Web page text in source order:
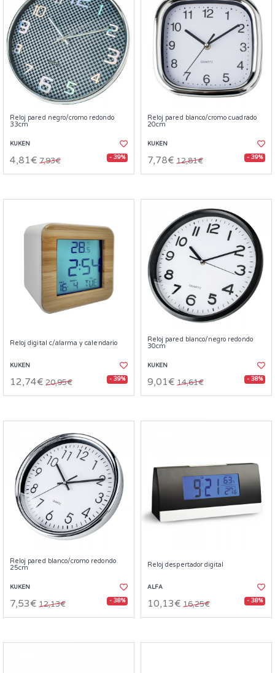
Reloj pared negro/cromo redondo
33cm
KUKEN
4,81€ 7,93€ - 39%
Reloj pared blanco/cromo cuadrado
20cm
KUKEN
7,78€ 12,81€ - 39%
Reloj digital c/alarma y calendario
KUKEN
12,74€ 20,95€ - 39%
Reloj pared blanco/negro redondo
30cm
KUKEN
9,01€ 14,61€ - 38%
Reloj pared blanco/cromo redondo
25cm
KUKEN
7,53€ 12,13€ - 38%
Reloj despertador digital
ALFA
10,13€ 16,25€ - 38%